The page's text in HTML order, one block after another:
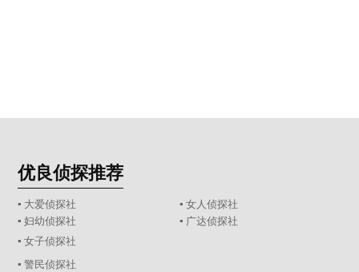
优良侦探推荐
▪ 大爱侦探社
▪ 女人侦探社
▪ 妇幼侦探社
▪ 广达侦探社
▪ 女子侦探社
▪ 警民侦探社